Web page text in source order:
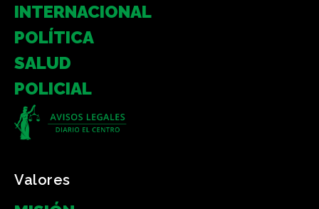
INTERNACIONAL
POLÍTICA
SALUD
POLICIAL
Valores